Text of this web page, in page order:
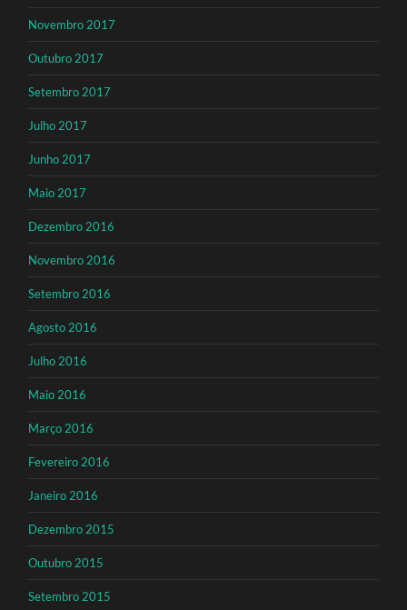
Novembro 2017
Outubro 2017
Setembro 2017
Julho 2017
Junho 2017
Maio 2017
Dezembro 2016
Novembro 2016
Setembro 2016
Agosto 2016
Julho 2016
Maio 2016
Março 2016
Fevereiro 2016
Janeiro 2016
Dezembro 2015
Outubro 2015
Setembro 2015